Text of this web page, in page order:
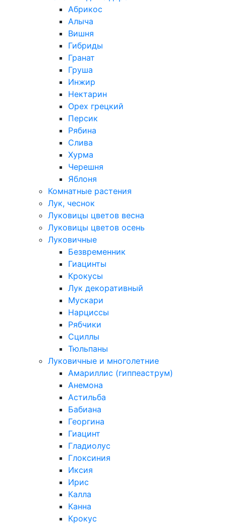
Абрикос
Алыча
Вишня
Гибриды
Гранат
Груша
Инжир
Нектарин
Орех грецкий
Персик
Рябина
Слива
Хурма
Черешня
Яблоня
Комнатные растения
Лук, чеснок
Луковицы цветов весна
Луковицы цветов осень
Луковичные
Безвременник
Гиацинты
Крокусы
Лук декоративный
Мускари
Нарциссы
Рябчики
Сциллы
Тюльпаны
Луковичные и многолетние
Амариллис (гиппеаструм)
Анемона
Астильба
Бабиана
Георгина
Гиацинт
Гладиолус
Глоксиния
Иксия
Ирис
Калла
Канна
Крокус